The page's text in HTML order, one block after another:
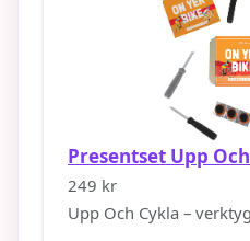
Presentset Upp
249 kr
Upp Och Cykla –